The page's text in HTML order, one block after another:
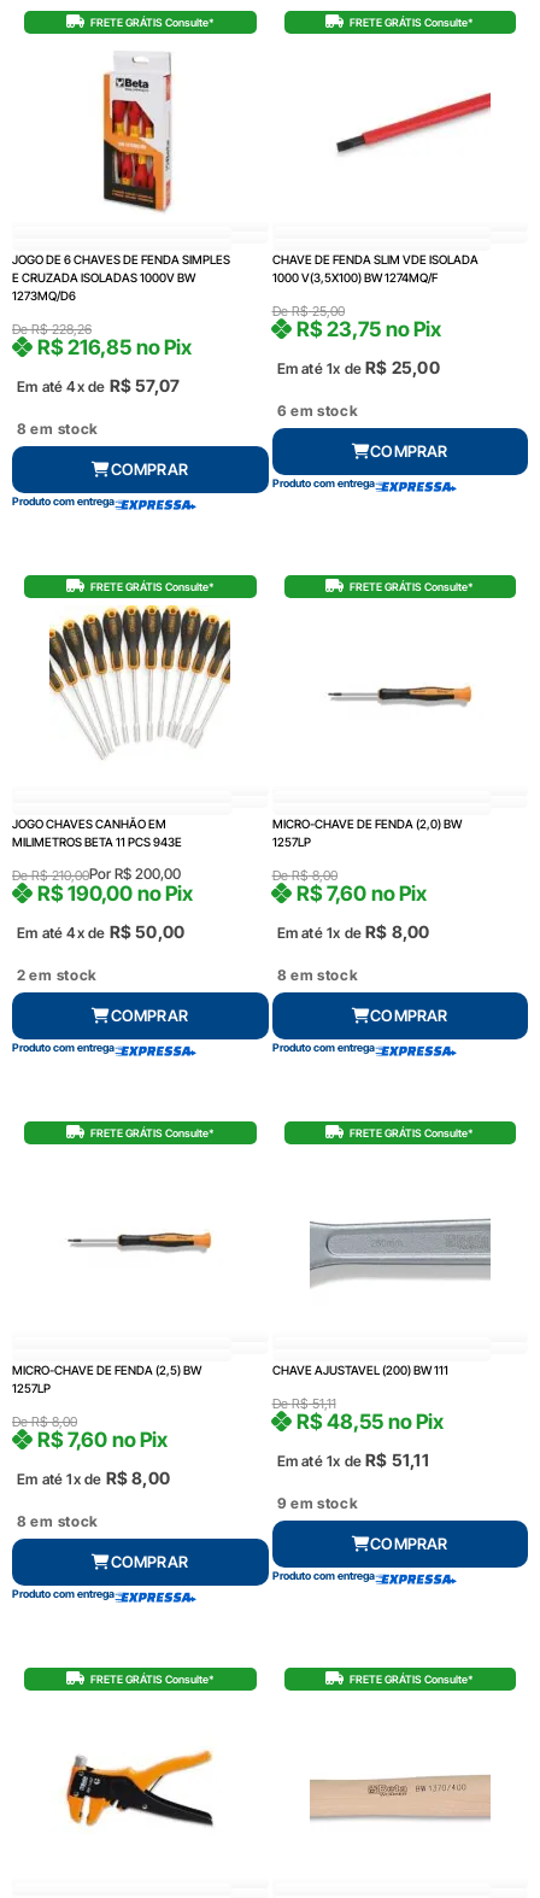
FRETE GRÁTIS Consulte*
JOGO DE 6 CHAVES DE FENDA SIMPLES
E CRUZADA ISOLADAS 1000V BW
1273MQ/D6
DeR$228,26
Em até 4x de R$57,07
R$216,85 no Pix
8 em stock
COMPRAR
Produto com entrega
FRETE GRÁTIS Consulte*
CHAVE DE FENDA SLIM VDE ISOLADA
1000 V(3,5X100) BW 1274MQ/F
DeR$25,00
Em até 1x de R$ 25,00
R$23,75 no Pix
6 em stock
COMPRAR
Produto com entrega
FRETE GRÁTIS Consulte*
JOGO CHAVES CANHÃO EM
MILIMETROS BETA 11 PCS 943E
DeR$210,00Por R$ 200,00
Em até 4x de R$50,00
R$190,00 no Pix
2 em stock
COMPRAR
Produto com entrega
FRETE GRÁTIS Consulte*
MICRO-CHAVE DE FENDA (2,0) BW
1257LP
DeR$8,00
Em até 1x de R$ 8,00
R$7,60 no Pix
8 em stock
COMPRAR
Produto com entrega
FRETE GRÁTIS Consulte*
MICRO-CHAVE DE FENDA (2,5) BW
1257LP
DeR$8,00
Em até 1x de R$8,00
R$7,60 no Pix
8 em stock
COMPRAR
Produto com entrega
FRETE GRÁTIS Consulte*
CHAVE AJUSTAVEL (200) BW 111
DeR$51,11
Em até 1x de R$ 51,11
R$48,55 no Pix
9 em stock
COMPRAR
Produto com entrega
FRETE GRÁTIS Consulte* FRETE GRÁTIS Consulte*